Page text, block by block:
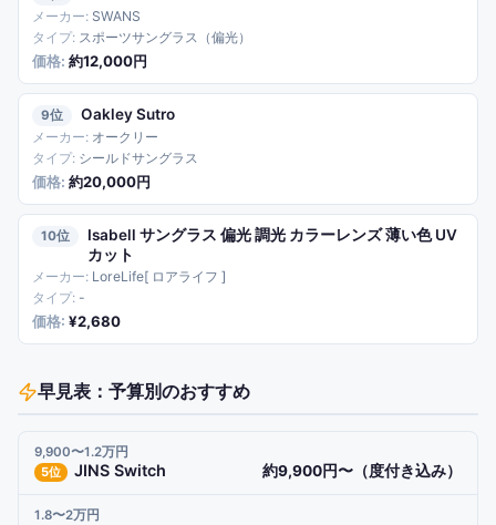
SWANS
スポーツサングラス（偏光）
約12,000円
9 Oakley Sutro
オークリー
シールドサングラス
約20,000円
10
Isabell サングラス 偏光 調光 カラーレンズ 薄い色 UV
カット
LoreLife[ ロアライフ ]
-
¥2,680
早見表：予算別のおすすめ
9,900〜1.2万円
5位 JINS Switch 約9,900円〜（度付き込み）
1.8〜2万円